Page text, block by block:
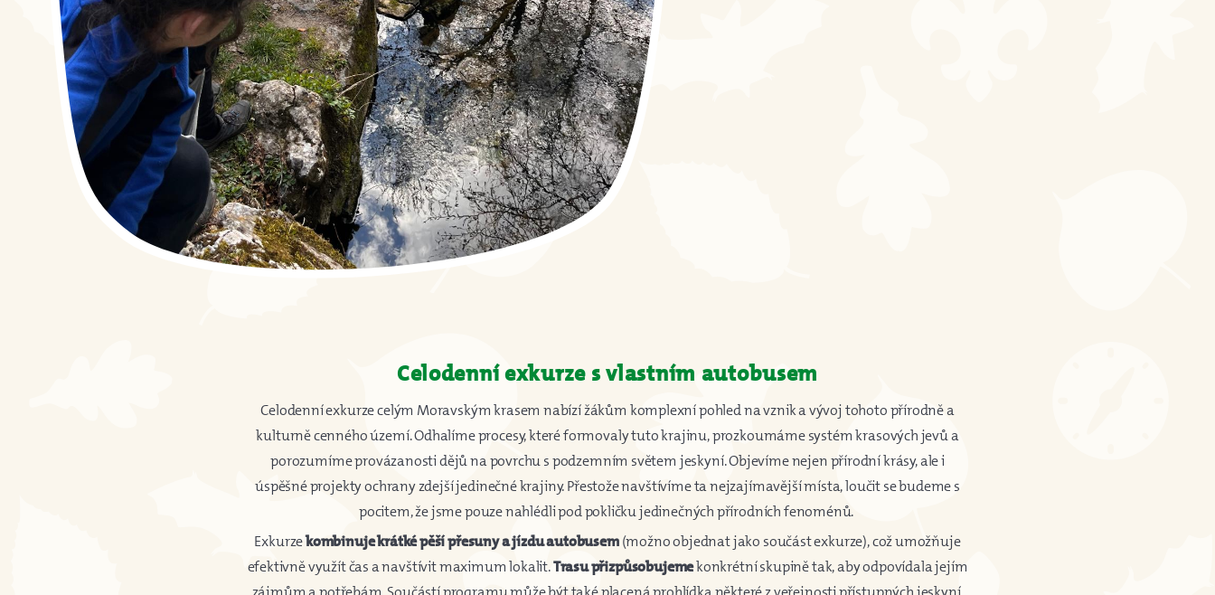
Celodenní exkurze s vlastním autobusem
Celodenní exkurze celým Moravským krasem nabízí žákům komplexní pohled na vznik a vývoj tohoto přírodně a
kulturně cenného území. Odhalíme procesy, které formovaly tuto krajinu, prozkoumáme systém krasových jevů a
porozumíme provázanosti dějů na povrchu s podzemním světem jeskyní. Objevíme nejen přírodní krásy, ale i
úspěšné projekty ochrany zdejší jedinečné krajiny. Přestože navštívíme ta nejzajímavější místa, loučit se budeme s
pocitem, že jsme pouze nahlédli pod pokličku jedinečných přírodních fenoménů.
Exkurzekombinuje krátké pěší přesuny a jízdu autobusem(možno objednat jako součást exkurze), což umožňuje
efektivně využít čas a navštívit maximum lokalit.Trasu přizpůsobujemekonkrétní skupině tak, aby odpovídala jejím